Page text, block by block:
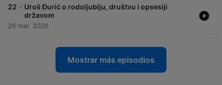
22 - Uroš Đurić o rodoljublju, društvu i opsesiji
državom
26 mar. 2026
Mostrar más episodios